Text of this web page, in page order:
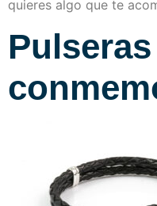
quieres algo que te
Pulseras